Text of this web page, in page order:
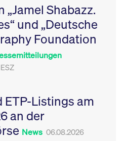
Shabazz.
und „Deutsche
Foundation
ETP-Listings am
an der
News 06.08.2026
Leistung der Website
zu messen. Es handelt
sich um ein Muster-
Cookie, bei dem auf
das Präfix _pk_ses
eine kurze Reihe von
YouTube
.youtube.com
6
Monate
Dieses Cookie dient
Speicherung der
Einwilligungs- und
des Nutzers für ihre
Interaktion mit der
Sitzungen geehrt